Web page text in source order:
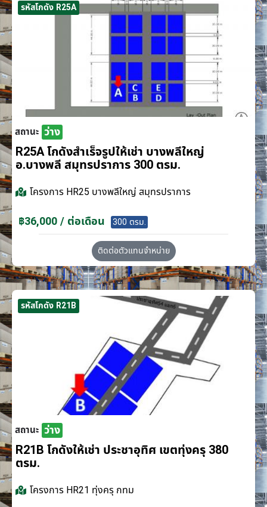
รหัสโกดัง R25A
สถานะ ว่าง
R25A โกดังสำเร็จรูปให้เช่า บางพลีใหญ่
อ.บางพลี สมุทรปราการ 300 ตรม.
โครงการ HR25 บางพลีใหญ่ สมุทรปราการ
฿36,000 / ต่อเดือน 300 ตรม.
ติดต่อตัวแทนจำหน่าย
รหัสโกดัง R21B
สถานะ ว่าง
R21B โกดังให้เช่า ประชาอุทิศ เขตทุ่งครุ 380
ตรม.
โครงการ HR21 ทุ่งครุ กทม